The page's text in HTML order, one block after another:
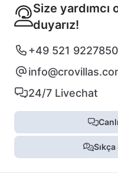
Size
duyarız!
+49 521
24/7 Livechat